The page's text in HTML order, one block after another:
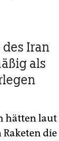
Iran
als
hätten